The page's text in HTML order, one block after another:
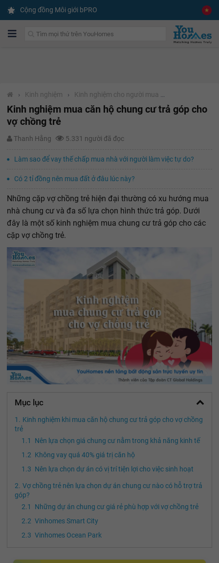
Cộng đồng Môi giới bPRO
› Kinh nghiệm ›
Kinh nghiệm mua căn hộ chung cư trả góp cho
vợ chồng trẻ
Thanh Hằng 5.331 người đã đọc
Làm sao để vay thế chấp mua nhà với người làm việc tự do?
Có 2 tỉ đồng nên mua đất ở đâu lúc này?
Những cặp vợ chồng trẻ hiện đại thường có xu hướng mua
nhà chung cư và đa số lựa chọn hình thức trả góp. Dưới
đây là một số kinh nghiệm mua chung cư trả góp cho các
cặp vợ chồng trẻ.
Mục lục
Kinh nghiệm khi mua căn hộ chung cư trả góp cho vợ chồng
trẻ
Nên lựa chọn giá chung cư nằm trong khả năng kinh tế
Không vay quá 40% giá trị căn hộ
Nên lựa chọn dự án có vị trí tiện lợi cho việc sinh hoạt
Vợ chồng trẻ nên lựa chọn dự án chung cư nào có hỗ trợ trả
góp?
Những dự án chung cư giá rẻ phù hợp với vợ chồng trẻ
Vinhomes Smart City
Vinhomes Ocean Park